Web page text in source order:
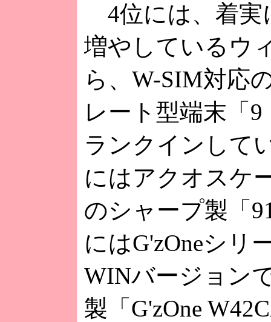
4位には、着実
増やしているウ
ら、W-SIM対応
レート型端末「9
ランクインして
にはアクオスケ
のシャープ製「
にはG'zOneシリ
WINバージョン
製「G'zOne